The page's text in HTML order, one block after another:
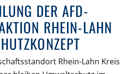
DER AFD-
RHEIN-LAHN
Rhein-Lahn Kreis